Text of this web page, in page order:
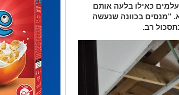
כאילו בלעה אותם
"מנסים בכוונה שנעשה
רב.